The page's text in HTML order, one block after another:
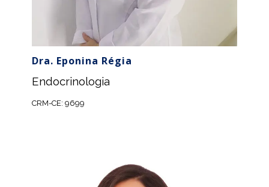
Dra. Eponina Régia
Endocrinologia
CRM-CE: 9699